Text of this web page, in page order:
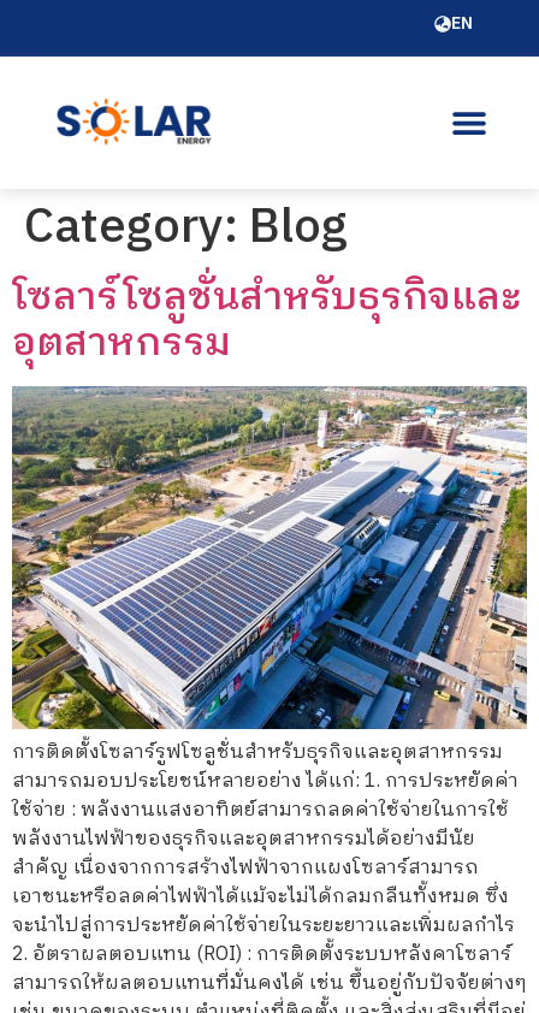
EN
Category: Blog
โซลาร์โซลูชั่นสำหรับธุรกิจและ
อุตสาหกรรม
การติดตั้งโซลาร์รูฟโซลูชั่นสำหรับธุรกิจและอุตสาหกรรม
สามารถมอบประโยชน์หลายอย่าง ได้แก่: 1. การประหยัดค่า
ใช้จ่าย : พลังงานแสงอาทิตย์สามารถลดค่าใช้จ่ายในการใช้
พลังงานไฟฟ้าของธุรกิจและอุตสาหกรรมได้อย่างมีนัย
สำคัญ เนื่องจากการสร้างไฟฟ้าจากแผงโซลาร์สามารถ
เอาชนะหรือลดค่าไฟฟ้าได้แม้จะไม่ได้กลมกลืนทั้งหมด ซึ่ง
จะนำไปสู่การประหยัดค่าใช้จ่ายในระยะยาวและเพิ่มผลกำไร
2. อัตราผลตอบแทน (ROI) : การติดตั้งระบบหลังคาโซลาร์
สามารถให้ผลตอบแทนที่มั่นคงได้ เช่น ขึ้นอยู่กับปัจจัยต่างๆ